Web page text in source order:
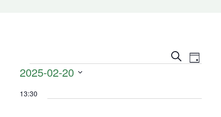
Recherche
Jour
Évènements
2025-02-20
une
13:30